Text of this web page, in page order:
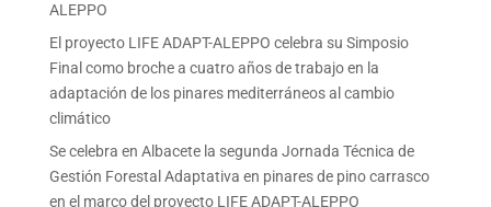
ALEPPO
El proyecto LIFE ADAPT-ALEPPO celebra su Simposio
Final como broche a cuatro años de trabajo en la
adaptación de los pinares mediterráneos al cambio
climático
Se celebra en Albacete la segunda Jornada Técnica de
Gestión Forestal Adaptativa en pinares de pino carrasco
en el marco del proyecto LIFE ADAPT-ALEPPO